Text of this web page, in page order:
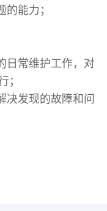
能力；
日常维护工作，对
；
决发现的故障和问